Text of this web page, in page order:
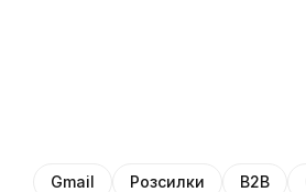
Gmail Розсилки B2B